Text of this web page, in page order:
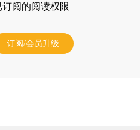
订阅的阅读权限
订阅/会员升级